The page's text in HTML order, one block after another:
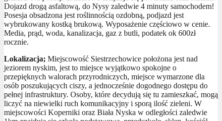
Dojazd drogą asfaltową, do Nysy zaledwie 4 minuty samochodem!
Posesja obsadzona jest roślinnością ozdobną, podjazd jest
wybrukowany kostką brukową. Wyposażenie częściowo w cenie.
Media, prąd, woda, kanalizacja, gaz z butli, podatek ok 600zł
rocznie.
Lokalizacja; Miejscowość Siestrzechowice położona jest nad
jeziorem nyskim, jest to miejsce wyjątkowo spokojne o
przepięknych walorach przyrodniczych, miejsce wymarzone dla
osób poszukujących ciszy, a jednocześnie dogodnego dostępu do
pełnej infrastruktury. Osoby, które decydują się tu zamieszkać, mogą
liczyć na niewielki ruch komunikacyjny i sporą ilość zieleni. W
miejscowości Koperniki oraz Biała Nyska w odległości zaledwie